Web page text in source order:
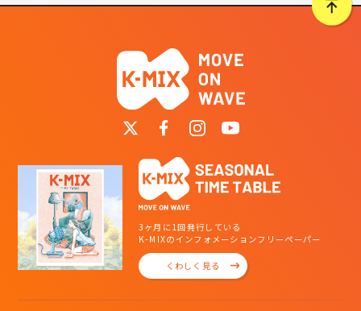
3ヶ月に1回発行している
K-MIXのインフォメーションフリーペーパー
くわしく見る